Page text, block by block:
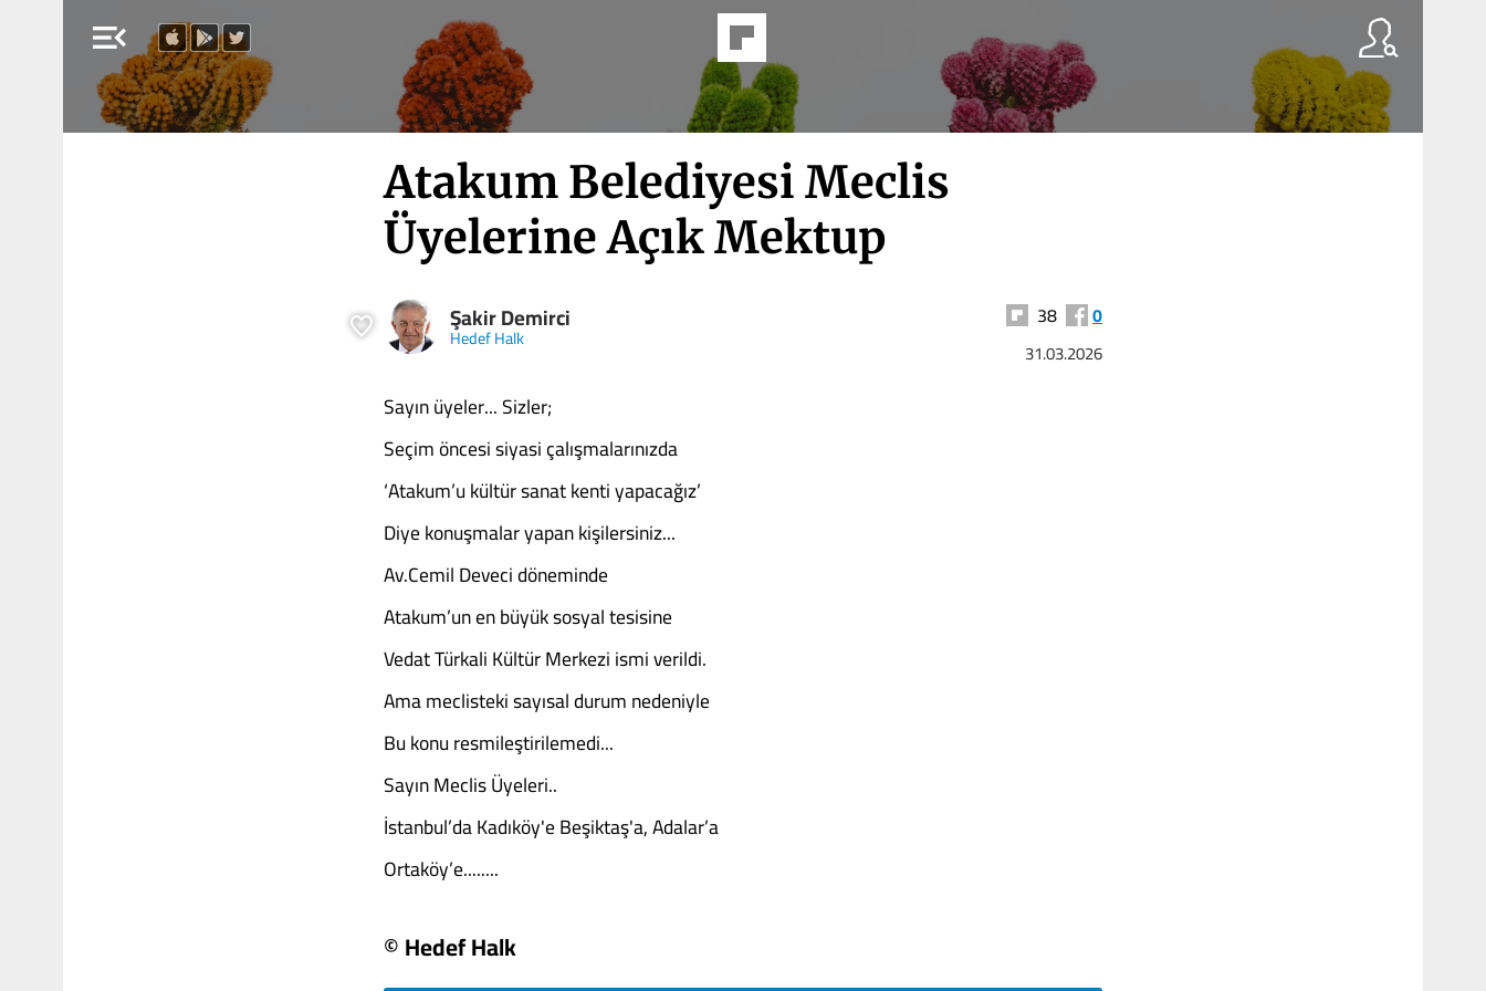
menu_open
Atakum Belediyesi Meclis
Üyelerine Açık Mektup
Şakir Demirci
Hedef Halk
38 0
31.03.2026
Sayın üyeler... Sizler;
Seçim öncesi siyasi çalışmalarınızda
‘Atakum’u kültür sanat kenti yapacağız’
Diye konuşmalar yapan kişilersiniz...
Av.Cemil Deveci döneminde
Atakum’un en büyük sosyal tesisine
Vedat Türkali Kültür Merkezi ismi verildi.
Ama meclisteki sayısal durum nedeniyle
Bu konu resmileştirilemedi...
Sayın Meclis Üyeleri..
İstanbul’da Kadıköy'e Beşiktaş'a, Adalar’a
Ortaköy’e........
© Hedef Halk